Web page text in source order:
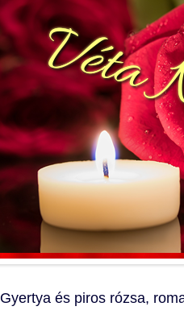
Gyertya és piros rózsa,